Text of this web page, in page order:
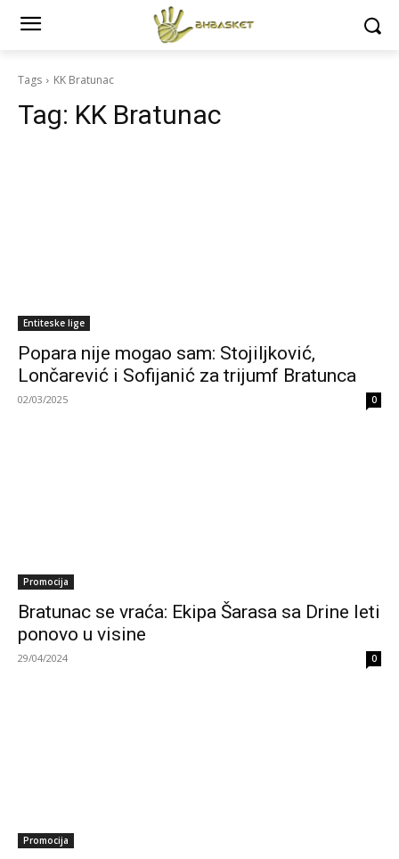
Tags KK Bratunac
Tag: KK Bratunac
Entiteske lige
Popara nije mogao sam: Stojiljković,
Lončarević i Sofijanić za trijumf Bratunca
02/03/2025 0
Promocija
Bratunac se vraća: Ekipa Šarasa sa Drine leti
ponovo u visine
29/04/2024 0
Promocija